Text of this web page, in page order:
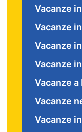
Vacanze
Vacanze
Vacanze
Vacanze
Vacanze a
Vacanze
Vacanze